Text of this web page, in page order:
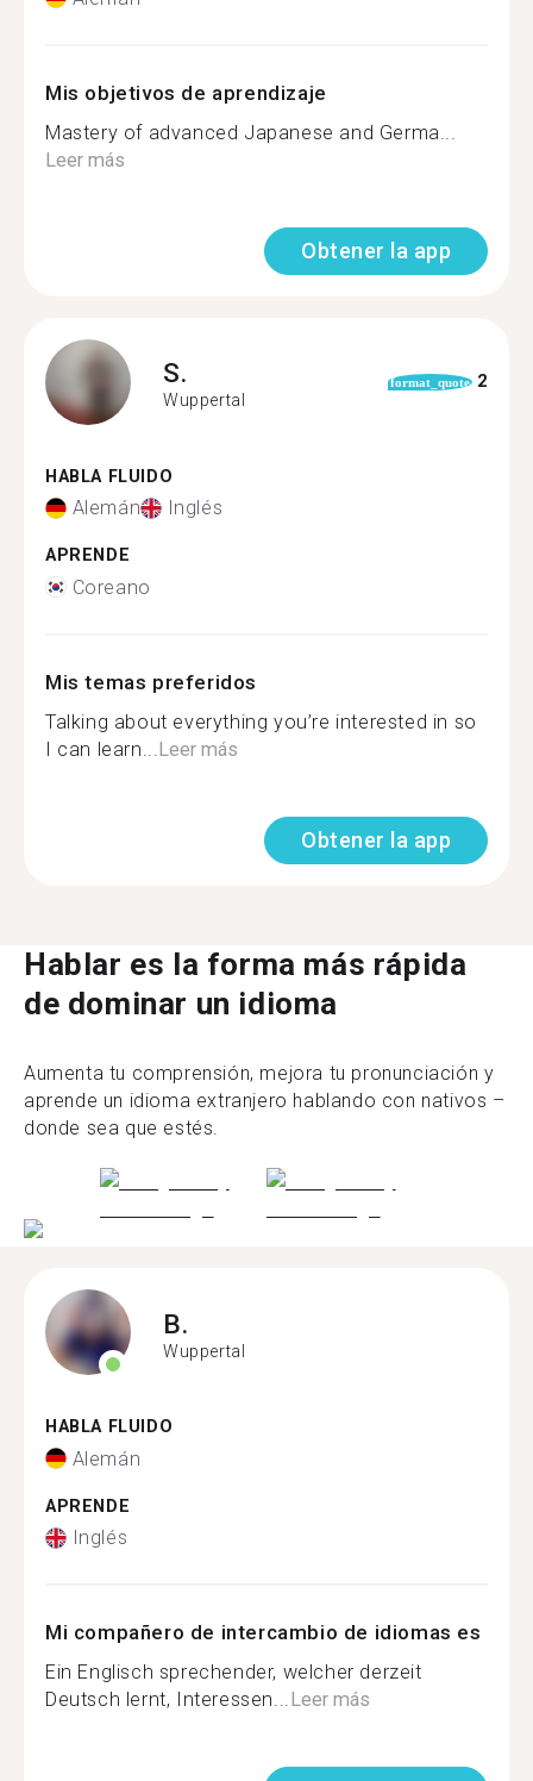
Mis objetivos de aprendizaje
Mastery of advanced Japanese and Germa...
Leer más
Obtener la app
S.
Wuppertal
format_quote 2
HABLA FLUIDO
Alemán Inglés
APRENDE
Coreano
Mis temas preferidos
Talking about everything you’re interested in so
I can learn... Leer más
Obtener la app
Hablar es la forma más rápida
de dominar un idioma
Aumenta tu comprensión, mejora tu pronunciación y
aprende un idioma extranjero hablando con nativos –
donde sea que estés.
B.
Wuppertal
HABLA FLUIDO
Alemán
APRENDE
Inglés
Mi compañero de intercambio de idiomas es
Ein Englisch sprechender, welcher derzeit
Deutsch lernt, Interessen...Leer más